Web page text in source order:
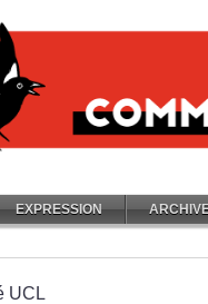
EXPRESSION
UCL